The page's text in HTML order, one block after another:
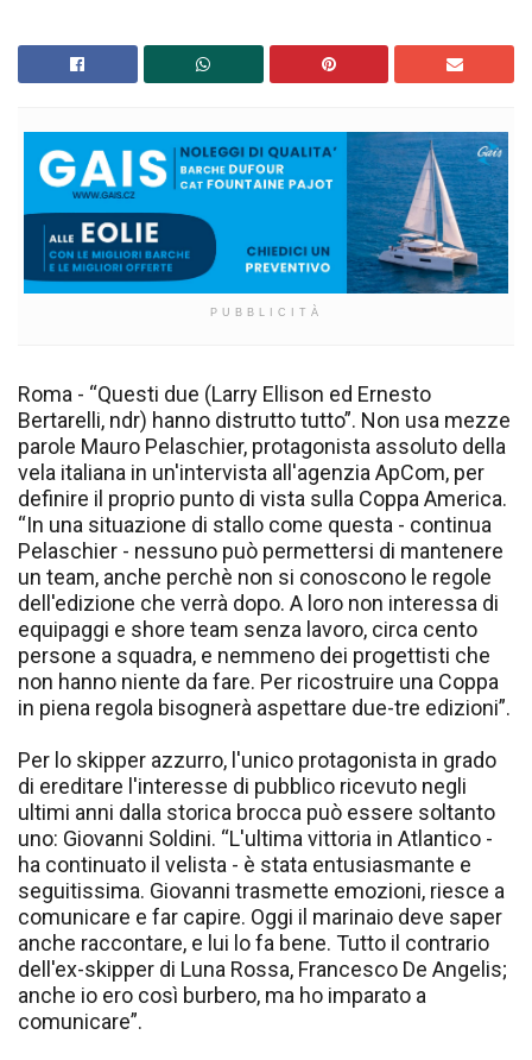
PUBBLICITÀ
Roma - “Questi due (Larry Ellison ed Ernesto
Bertarelli, ndr) hanno distrutto tutto”. Non usa mezze
parole Mauro Pelaschier, protagonista assoluto della
vela italiana in un'intervista all'agenzia ApCom, per
definire il proprio punto di vista sulla Coppa America.
“In una situazione di stallo come questa - continua
Pelaschier - nessuno può permettersi di mantenere
un team, anche perchè non si conoscono le regole
dell'edizione che verrà dopo. A loro non interessa di
equipaggi e shore team senza lavoro, circa cento
persone a squadra, e nemmeno dei progettisti che
non hanno niente da fare. Per ricostruire una Coppa
in piena regola bisognerà aspettare due-tre edizioni”.
Per lo skipper azzurro, l'unico protagonista in grado
di ereditare l'interesse di pubblico ricevuto negli
ultimi anni dalla storica brocca può essere soltanto
uno: Giovanni Soldini. “L'ultima vittoria in Atlantico -
ha continuato il velista - è stata entusiasmante e
seguitissima. Giovanni trasmette emozioni, riesce a
comunicare e far capire. Oggi il marinaio deve saper
anche raccontare, e lui lo fa bene. Tutto il contrario
dell'ex-skipper di Luna Rossa, Francesco De Angelis;
anche io ero così burbero, ma ho imparato a
comunicare”.